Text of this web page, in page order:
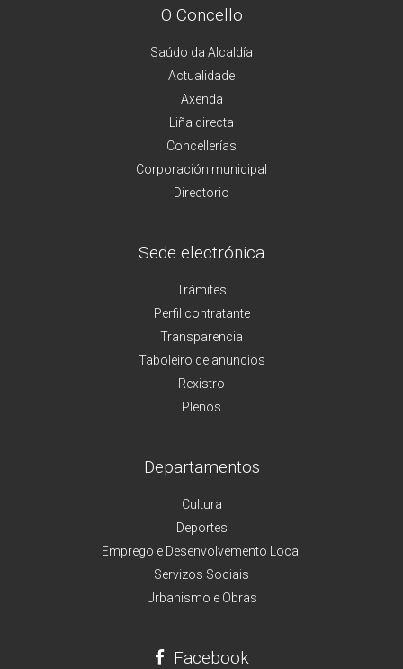
O Concello
Saúdo da Alcaldía
Actualidade
Axenda
Liña directa
Concellerías
Corporación municipal
Directorio
Sede electrónica
Trámites
Perfil contratante
Transparencia
Taboleiro de anuncios
Rexistro
Plenos
Departamentos
Cultura
Deportes
Emprego e Desenvolvemento Local
Servizos Sociais
Urbanismo e Obras
Facebook